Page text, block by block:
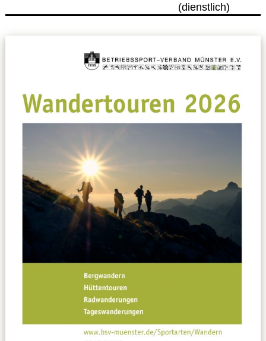
Anschriftenverzeichnis
Spielpläne / Ergebnisse / Tabellen
Betriebssport
übergeordnete Verbände
Leitbild